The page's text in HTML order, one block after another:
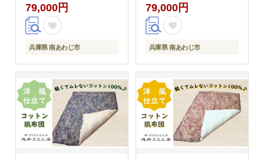
79,000円
兵庫県 南あわじ市
79,000円
兵庫県 南あわじ市